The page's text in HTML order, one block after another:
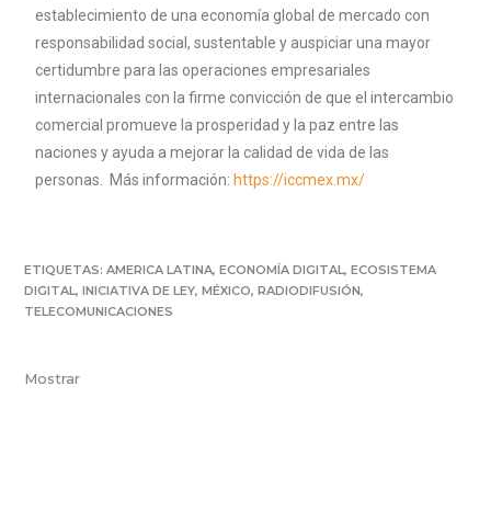
establecimiento de una economía global de mercado con
responsabilidad social, sustentable y auspiciar una mayor
certidumbre para las operaciones empresariales
internacionales con la firme convicción de que el intercambio
comercial promueve la prosperidad y la paz entre las
naciones y ayuda a mejorar la calidad de vida de las
personas. Más información:https://iccmex.mx/
ETIQUETAS:AMERICA LATINA,ECONOMÍA DIGITAL,ECOSISTEMA
DIGITAL,INICIATIVA DE LEY,MÉXICO,RADIODIFUSIÓN,
TELECOMUNICACIONES
Mostrar